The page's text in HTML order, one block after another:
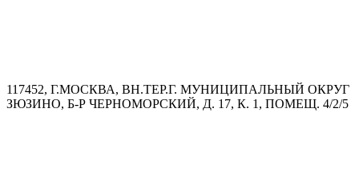
117452, Г.МОСКВА, ВН.ТЕР.Г. МУНИЦИПАЛЬНЫЙ ОКРУГ
ЗЮЗИНО, Б-Р ЧЕРНОМОРСКИЙ, Д. 17, К. 1, ПОМЕЩ. 4/2/5